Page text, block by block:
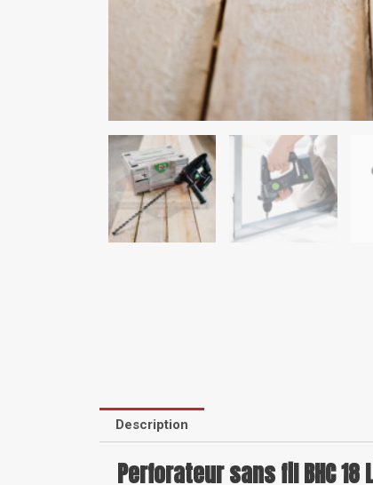
Description
Perforateur sans fil BHC 18